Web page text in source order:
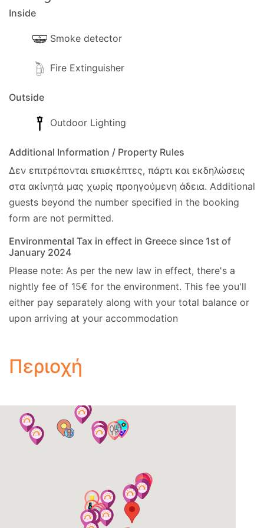
Πετσέτες:
Ενοικίαση αυτοκινήτου:
απαραίτητο.
Πολιτική check-in/check-out
- Το check-in αποσκευών πραγματοποιείται στις
- Το επίσημο check-out είναι στις 10:00.
Μπορούμε να είμαστε ευέλικτοι με την ώρα του
check-in και του check-out κατόπιν αιτήματος. Η
καθαρίστρια μπορεί να βρίσκεται στο κατάλυμα
ακόμη και μετά την επίσημη ώρα του check-in. Η
καθαρίστρια θα παραμείνει μέχρι να ολοκληρωθεί
ο καθαρισμός του ακινήτου.
Επιπλέον πληροφορία
Αποδεκτές κάρτες:Visa, MasterCard.
Τοπική άδεια ενοικίασης:MHTE:
Inside
Smoke detector
Fire Extinguisher
Outside
Outdoor Lighting
Additional Information / Property Rules
Δεν επιτρέπονται επισκέπτες, πάρτι και εκδηλώσεις
στα ακίνητά μας χωρίς προηγούμενη άδεια. Additional
guests beyond the number specified in the booking
form are not permitted.
Environmental Tax in effect in Greece since 1st of
January 2024
Please note: As per the new law in effect, there's a
nightly fee of 15€ for the environment. This fee you'll
either pay separately along with your total balance or
upon arriving at your accommodation
Περιοχή